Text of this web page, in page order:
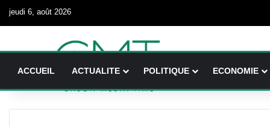
jeudi 6, août 2026
ACCUEIL ACTUALITE POLITIQUE ECONOMIE